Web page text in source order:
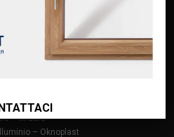
– Oknoplast
– M Sora
– Oknoplast